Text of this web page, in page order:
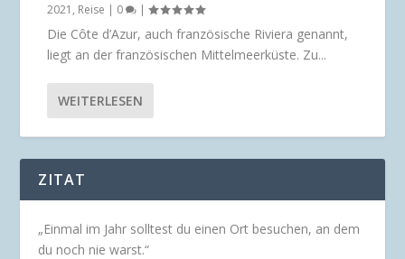
2021 , Reise | 0 |
Die Côte d’Azur, auch französische Riviera genannt,
liegt an der französischen Mittelmeerküste. Zu...
WEITERLESEN
ZITAT
„Einmal im Jahr solltest du einen Ort besuchen, an dem
du noch nie warst.“